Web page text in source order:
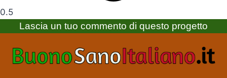
Lascia un tuo commento di questo progetto